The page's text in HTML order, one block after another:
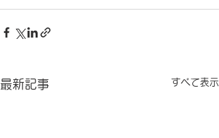
最新記事 すべて表示